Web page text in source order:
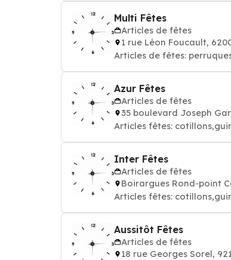
Multi Fêtes
Articles de fêtes
1 rue Léon Foucault,
Articles de fêtes:
Azur Fêtes
Articles de fêtes
35 boulevard Joseph
Articles fêtes:
Inter Fêtes
Articles de fêtes
Boirargues Rond-point
Articles fêtes:
Aussitôt Fêtes
Articles de fêtes
18 rue Georges Sorel,